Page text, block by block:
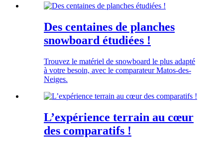
Des centaines de planches
snowboard étudiées !
Trouvez le matériel de snowboard le plus adapté
à votre besoin, avec le comparateur Matos-des-
Neiges.
L’expérience terrain au cœur
des comparatifs !